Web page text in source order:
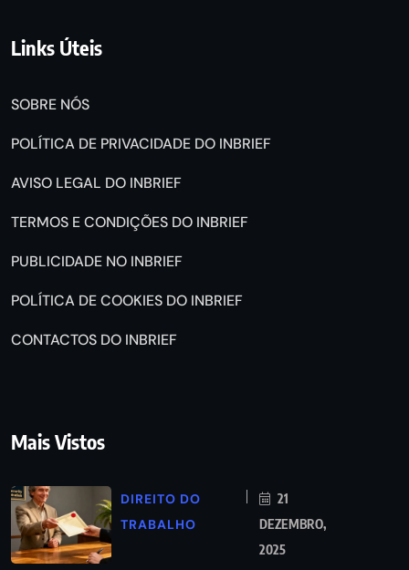
Links Úteis
SOBRE NÓS
POLÍTICA DE PRIVACIDADE DO INBRIEF
AVISO LEGAL DO INBRIEF
TERMOS E CONDIÇÕES DO INBRIEF
PUBLICIDADE NO INBRIEF
POLÍTICA DE COOKIES DO INBRIEF
CONTACTOS DO INBRIEF
Mais Vistos
DIREITO DO
TRABALHO
21
DEZEMBRO,
2025